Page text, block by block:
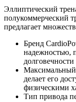
Эллиптический
полукоммерческий
предлагает
Бренд
надежностью,
Максимальный
делает его
физическими
Тип привода